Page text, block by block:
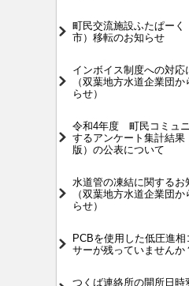
町民交流施設ふたぱーく
市）移転のお知らせ
インボイス制度への対応
（双葉地方水道企業団か
らせ）
令和4年度 町民コミュ
するアンケート集計結果
版）の公表について
水道管の凍結に関するお
（双葉地方水道企業団か
らせ）
PCBを使用した低圧進相
サーが残っていませんか
つくば連絡所の開所日時